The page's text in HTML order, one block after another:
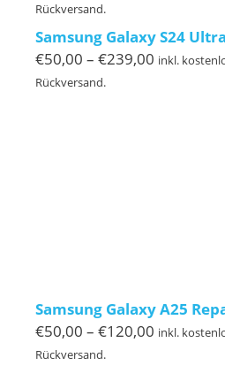
bis
€260,00
Rückversand.
Samsung Galaxy S24
€50,00 – €239,00 inkl.
Rückversand.
Samsung Galaxy A25
€50,00 – €120,00 inkl.
Rückversand.